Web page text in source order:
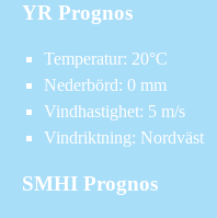
YR Prognos
Temperatur: 20°C
Nederbörd: 0 mm
Vindhastighet: 5 m/s
Vindriktning: Nordväst
SMHI Prognos